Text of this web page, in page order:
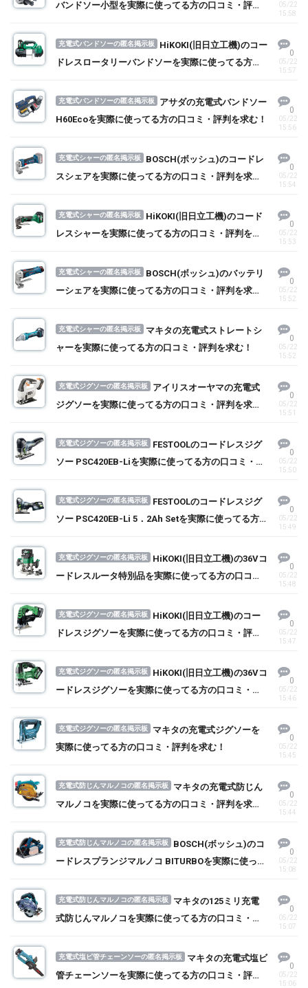
バンドソー小型を実際に使ってる方の口コミ・評判
05/22
15:58
充電式バンドソーの匿名掲示板
HiKOKI(旧日立工機)のコー
ドレスロータリーバンドソーを実際に使ってる方の
0
05/22
15:57
充電式バンドソーの匿名掲示板
アサダの充電式バンドソー
H60Ecoを実際に使ってる方の口コミ・評判を求む！
0
05/22
15:56
充電式シャーの匿名掲示板
BOSCH(ボッシュ)のコードレ
スシェアを実際に使ってる方の口コミ・評判を求
0
05/22
15:54
充電式シャーの匿名掲示板
HiKOKI(旧日立工機)のコード
レスシャーを実際に使ってる方の口コミ・評判を求
0
05/22
15:53
充電式シャーの匿名掲示板
BOSCH(ボッシュ)のバッテリ
ーシェアを実際に使ってる方の口コミ・評判を求
0
05/22
15:52
充電式シャーの匿名掲示板
マキタの充電式ストレートシ
ャーを実際に使ってる方の口コミ・評判を求む！
0
05/22
15:52
充電式ジグソーの匿名掲示板
アイリスオーヤマの充電式
ジグソーを実際に使ってる方の口コミ・評判を求
0
05/22
15:51
充電式ジグソーの匿名掲示板
FESTOOLのコードレスジグ
ソー PSC420EB-Liを実際に使ってる方の口コミ・評
0
05/22
15:50
充電式ジグソーの匿名掲示板
FESTOOLのコードレスジグ
ソー PSC420EB-Li 5．2Ah Setを実際に使ってる方
0
05/22
15:49
充電式ジグソーの匿名掲示板
HiKOKI(旧日立工機)の36Vコ
ードレスルータ特別品を実際に使ってる方の口コ
0
05/22
15:48
充電式ジグソーの匿名掲示板
HiKOKI(旧日立工機)のコー
ドレスジグソーを実際に使ってる方の口コミ・評判
0
05/22
15:47
充電式ジグソーの匿名掲示板
HiKOKI(旧日立工機)の36Vコ
ードレスジグソーを実際に使ってる方の口コミ・評
0
05/22
15:46
充電式ジグソーの匿名掲示板
マキタの充電式ジグソーを
実際に使ってる方の口コミ・評判を求む！
0
05/22
15:45
充電式防じんマルノコの匿名掲示板
マキタの充電式防じん
マルノコを実際に使ってる方の口コミ・評判を求
0
05/22
15:44
充電式防じんマルノコの匿名掲示板
BOSCH(ボッシュ)のコ
ードレスプランジマルノコ BITURBOを実際に使って
0
05/22
15:08
充電式防じんマルノコの匿名掲示板
マキタの125ミリ充電
式防じんマルノコを実際に使ってる方の口コミ・評
0
05/22
15:07
充電式塩ビ管チェーンソーの匿名掲示板
マキタの充電式塩ビ
管チェーンソーを実際に使ってる方の口コミ・評判
0
05/22
15:06